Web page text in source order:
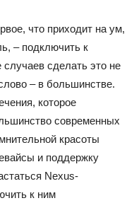
что приходит на ум,
– подключить к
сделать это не
– в большинстве.
которое
современных
красоты
и поддержку
Nexus-
к ним